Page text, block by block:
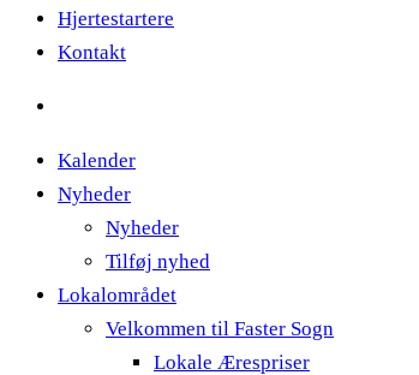
Hjertestartere
Kontakt
Kalender
Nyheder
Nyheder
Tilføj nyhed
Lokalområdet
Velkommen til Faster Sogn
Lokale Ærespriser